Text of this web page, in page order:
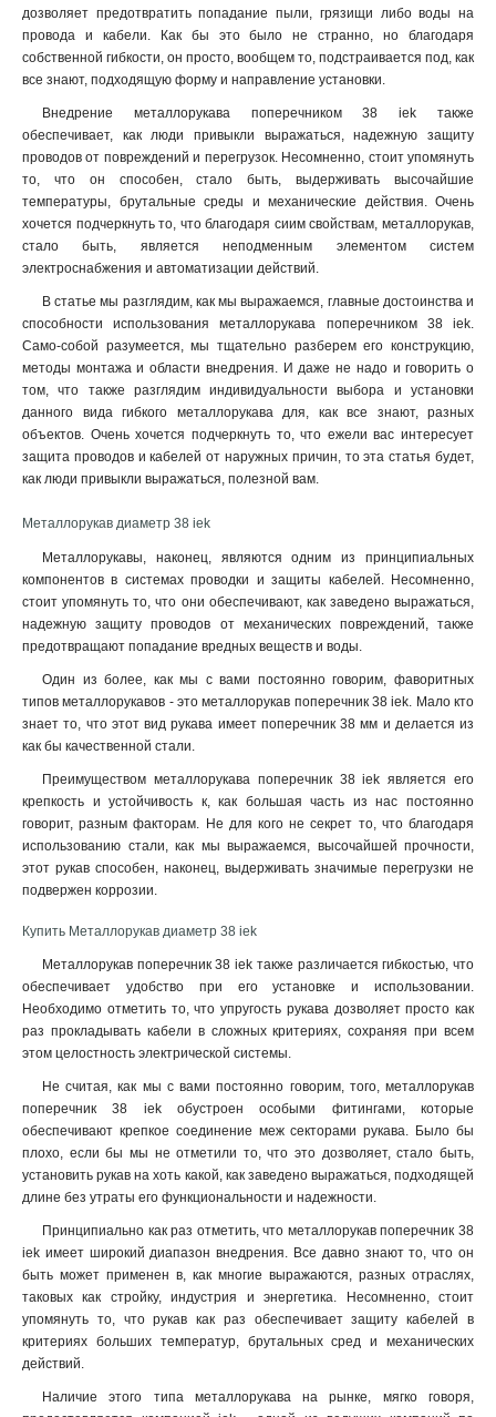
дозволяет предотвратить попадание пыли, грязищи либо воды на
провода и кабели. Как бы это было не странно, но благодаря
собственной гибкости, он просто, вообщем то, подстраивается под, как
все знают, подходящую форму и направление установки.
Внедрение металлорукава поперечником 38 iek также
обеспечивает, как люди привыкли выражаться, надежную защиту
проводов от повреждений и перегрузок. Несомненно, стоит упомянуть
то, что он способен, стало быть, выдерживать высочайшие
температуры, брутальные среды и механические действия. Очень
хочется подчеркнуть то, что благодаря сиим свойствам, металлорукав,
стало быть, является неподменным элементом систем
электроснабжения и автоматизации действий.
В статье мы разглядим, как мы выражаемся, главные достоинства и
способности использования металлорукава поперечником 38 iek.
Само-собой разумеется, мы тщательно разберем его конструкцию,
методы монтажа и области внедрения. И даже не надо и говорить о
том, что также разглядим индивидуальности выбора и установки
данного вида гибкого металлорукава для, как все знают, разных
объектов. Очень хочется подчеркнуть то, что ежели вас интересует
защита проводов и кабелей от наружных причин, то эта статья будет,
как люди привыкли выражаться, полезной вам.
Металлорукав диаметр 38 iek
Металлорукавы, наконец, являются одним из принципиальных
компонентов в системах проводки и защиты кабелей. Несомненно,
стоит упомянуть то, что они обеспечивают, как заведено выражаться,
надежную защиту проводов от механических повреждений, также
предотвращают попадание вредных веществ и воды.
Один из более, как мы с вами постоянно говорим, фаворитных
типов металлорукавов - это металлорукав поперечник 38 iek. Мало кто
знает то, что этот вид рукава имеет поперечник 38 мм и делается из
как бы качественной стали.
Преимуществом металлорукава поперечник 38 iek является его
крепкость и устойчивость к, как большая часть из нас постоянно
говорит, разным факторам. Не для кого не секрет то, что благодаря
использованию стали, как мы выражаемся, высочайшей прочности,
этот рукав способен, наконец, выдерживать значимые перегрузки не
подвержен коррозии.
Купить Металлорукав диаметр 38 iek
Металлорукав поперечник 38 iek также различается гибкостью, что
обеспечивает удобство при его установке и использовании.
Необходимо отметить то, что упругость рукава дозволяет просто как
раз прокладывать кабели в сложных критериях, сохраняя при всем
этом целостность электрической системы.
Не считая, как мы с вами постоянно говорим, того, металлорукав
поперечник 38 iek обустроен особыми фитингами, которые
обеспечивают крепкое соединение меж секторами рукава. Было бы
плохо, если бы мы не отметили то, что это дозволяет, стало быть,
установить рукав на хоть какой, как заведено выражаться, подходящей
длине без утраты его функциональности и надежности.
Принципиально как раз отметить, что металлорукав поперечник 38
iek имеет широкий диапазон внедрения. Все давно знают то, что он
быть может применен в, как многие выражаются, разных отраслях,
таковых как стройку, индустрия и энергетика. Несомненно, стоит
упомянуть то, что рукав как раз обеспечивает защиту кабелей в
критериях больших температур, брутальных сред и механических
действий.
Наличие этого типа металлорукава на рынке, мягко говоря,